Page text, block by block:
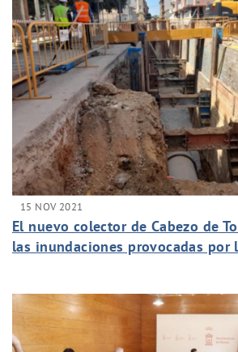
15 NOV 2021
El nuevo colector de Cabezo de
las inundaciones provocadas por